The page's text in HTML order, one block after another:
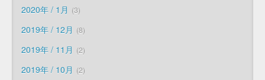
2020年 / 1月 3
2019年 / 12月 8
2019年 / 11月 2
2019年 / 10月 2